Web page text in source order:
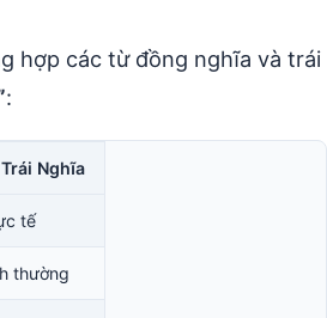
hợp các từ đồng nghĩa và trái
:
Nghĩa
tế
thường